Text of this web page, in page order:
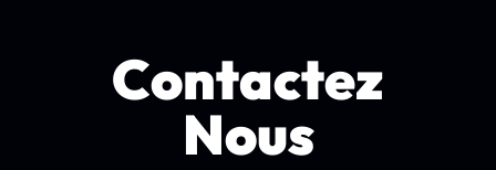
Contactez
Nous